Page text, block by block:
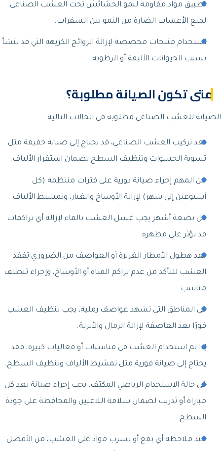
تطبيق مواد مقاومة لنمو الحشائش تحت العشب الصناعي
لمنع الأعشاب الضارة من النمو بين الشفرات.
استخدام منتجات مخصصة لإزالة الروائح الكريهة التي قد تنشأ
بسبب الحيوانات الأليفة أو الرطوبة.
متى تكون الصيانة مطلوبة؟
الصيانة للعشب الصناعي مطلوبة في الحالات التالية:
بعد تركيب العشب الصناعي، قد يحتاج إلى صيانة خفيفة مثل
تسوية الحشوات وتنظيف السطح لضمان استقرار الألياف.
من المهم إجراء صيانة دورية على فترات منتظمة (كل
أسبوعين إلى شهر) لإزالة الأوساخ والغبار، وتمشيط الألياف.
كل بضعة أشهر يجب غسل العشب بالماء لإزالة أي تراكمات
قد تؤثر على مظهره.
بعد هطول الأمطار الغزيرة أو العواصف من الضروري تفقد
العشب للتأكد من عدم تراكم المياه أو الأوساخ، وإجراء تنظيف
مناسب.
في المناطق التي تشهد عواصف رملية، يجب تنظيف العشب
فورًا بعد العاصفة لإزالة الرمال والأتربة.
إذا تم استخدام العشب في مناسبات أو فعاليات كبيرة، فقد
يحتاج إلى صيانة فورية مثل تمشيط الألياف وتنظيف السطح.
في حالة الاستخدام الرياضي المكثف، يجب إجراء صيانة بعد كل
مباراة أو تدريب لضمان سلامة اللاعبين والمحافظة على جودة
السطح.
عند ملاحظة أي بقع أو تسرب مواد على العشب، من الأفضل